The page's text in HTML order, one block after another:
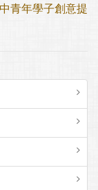
青年學子創意提